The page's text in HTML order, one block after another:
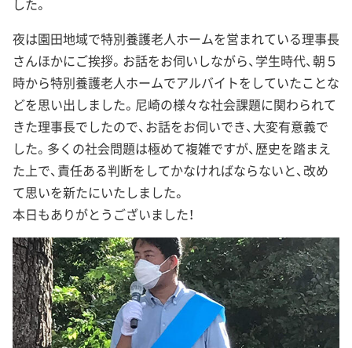
した。
夜は園田地域で特別養護老人ホームを営まれている理事長
さんほかにご挨拶。お話をお伺いしながら、学生時代、朝５
時から特別養護老人ホームでアルバイトをしていたことな
どを思い出しました。尼崎の様々な社会課題に関わられて
きた理事長でしたので、お話をお伺いでき、大変有意義で
した。多くの社会問題は極めて複雑ですが、歴史を踏まえ
た上で、責任ある判断をしてかなければならないと、改め
て思いを新たにいたしました。
本日もありがとうございました！